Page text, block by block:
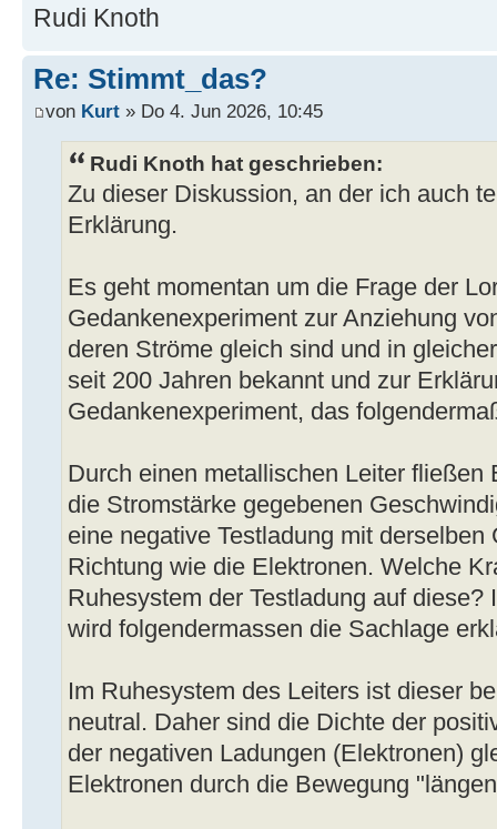
Rudi Knoth
Re: Stimmt_das?
von Kurt » Do 4. Jun 2026, 10:45
Rudi Knoth hat geschrieben:
Zu dieser Diskussion, an der ich auch
Erklärung.
Es geht momentan um die Frage der
Gedankenexperiment zur Anziehung
deren Ströme gleich sind und in
seit 200 Jahren bekannt und zur
Gedankenexperiment, das
Durch einen metallischen Leiter fließen
die Stromstärke gegebenen
eine negative Testladung mit derselben
Richtung wie die Elektronen. Welche
Ruhesystem der Testladung auf diese?
wird folgendermassen die Sachlage
Im Ruhesystem des Leiters ist dieser
neutral. Daher sind die Dichte der
der negativen Ladungen (Elektronen)
Elektronen durch die Bewegung